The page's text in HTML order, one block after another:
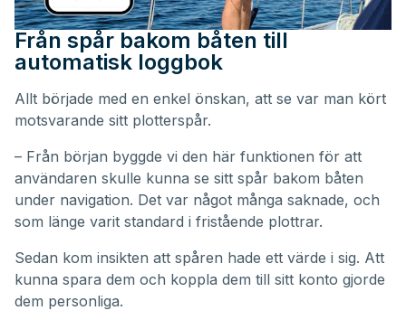
Från spår bakom båten till
automatisk loggbok
Allt började med en enkel önskan, att se var man kört
motsvarande sitt plotterspår.
– Från början byggde vi den här funktionen för att
användaren skulle kunna se sitt spår bakom båten
under navigation. Det var något många saknade, och
som länge varit standard i fristående plottrar.
Sedan kom insikten att spåren hade ett värde i sig. Att
kunna spara dem och koppla dem till sitt konto gjorde
dem personliga.